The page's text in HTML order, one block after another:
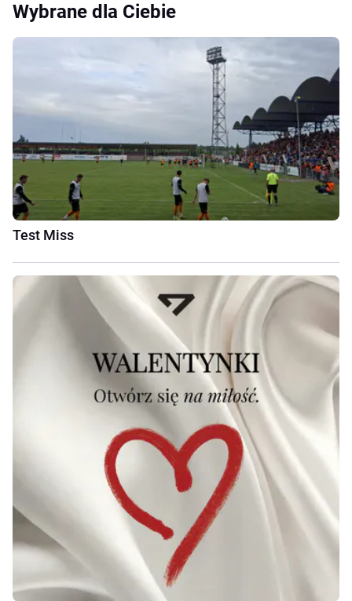
Wybrane dla Ciebie
Test Miss